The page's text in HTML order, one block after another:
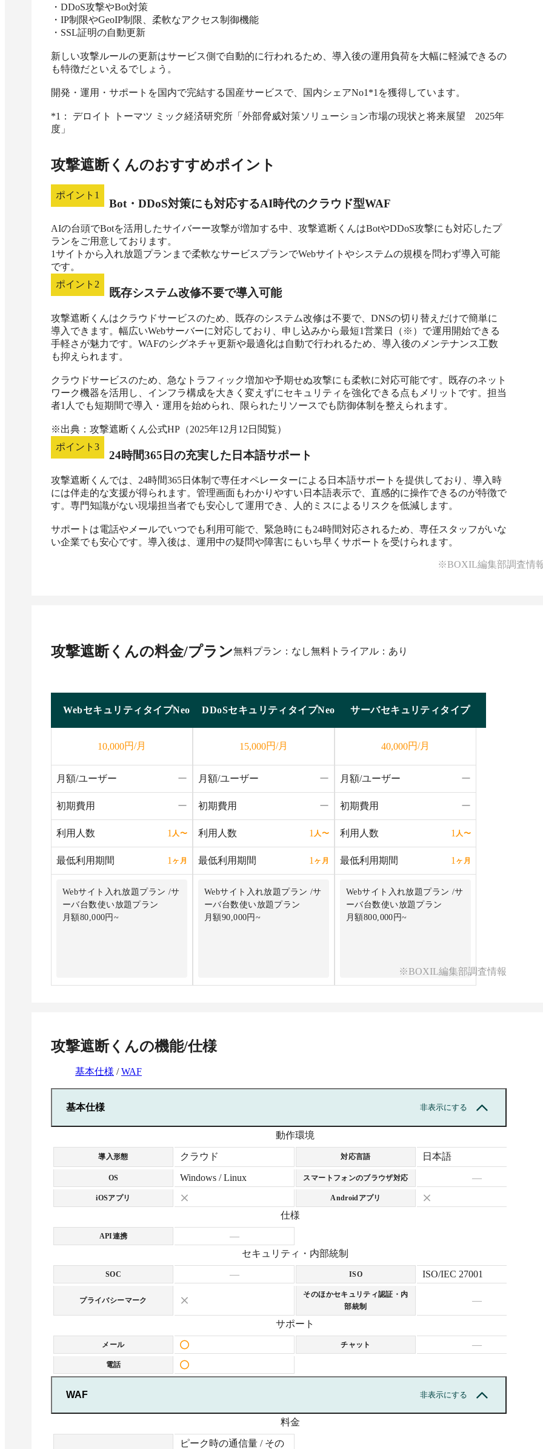
・DDoS攻撃やBot対策
・IP制限やGeoIP制限、柔軟なアクセス制御機能
・SSL証明の自動更新
新しい攻撃ルールの更新はサービス側で自動的に行われるため、導入後の運用負荷を大幅に軽減できるの
も特徴だといえるでしょう。
開発・運用・サポートを国内で完結する国産サービスで、国内シェアNo1*1を獲得しています。
*1： デロイト トーマツ ミック経済研究所「外部脅威対策ソリューション市場の現状と将来展望　2025年
度」
攻撃遮断くんのおすすめポイント
ポイント 1
Bot・DDoS対策にも対応するAI時代のクラウド型WAF
AIの台頭でBotを活用したサイバーー攻撃が増加する中、攻撃遮断くんはBotやDDoS攻撃にも対応したプ
ランをご用意しております。
1サイトから入れ放題プランまで柔軟なサービスプランでWebサイトやシステムの規模を問わず導入可能
です。
ポイント 2
既存システム改修不要で導入可能
攻撃遮断くんはクラウドサービスのため、既存のシステム改修は不要で、DNSの切り替えだけで簡単に
導入できます。幅広いWebサーバーに対応しており、申し込みから最短1営業日（※）で運用開始できる
手軽さが魅力です。WAFのシグネチャ更新や最適化は自動で行われるため、導入後のメンテナンス工数
も抑えられます。
クラウドサービスのため、急なトラフィック増加や予期せぬ攻撃にも柔軟に対応可能です。既存のネット
ワーク機器を活用し、インフラ構成を大きく変えずにセキュリティを強化できる点もメリットです。担当
者1人でも短期間で導入・運用を始められ、限られたリソースでも防御体制を整えられます。
※出典：攻撃遮断くん公式HP（2025年12月12日閲覧）
ポイント 3
24時間365日の充実した日本語サポート
攻撃遮断くんでは、24時間365日体制で専任オペレーターによる日本語サポートを提供しており、導入時
には伴走的な支援が得られます。管理画面もわかりやすい日本語表示で、直感的に操作できるのが特徴で
す。専門知識がない現場担当者でも安心して運用でき、人的ミスによるリスクを低減します。
サポートは電話やメールでいつでも利用可能で、緊急時にも24時間対応されるため、専任スタッフがいな
い企業でも安心です。導入後は、運用中の疑問や障害にもいち早くサポートを受けられます。
※BOXIL編集部調査情
攻撃遮断くんの料金/プラン無料プラン：なし無料トライアル：あり
WebセキュリティタイプNeo
10,000円/月
月額/ユーザー ー
初期費用 ー
利用人数 1 人 〜
最低利用期間 1 ヶ月
Webサイト入れ放題プラン /サ
ーバ台数使い放題プラン
月額80,000円~
DDoSセキュリティタイプNeo
15,000円/月
月額/ユーザー ー
初期費用 ー
利用人数 1 人 〜
最低利用期間 1 ヶ月
Webサイト入れ放題プラン /サ
ーバ台数使い放題プラン
月額90,000円~
サーバセキュリティタイプ
40,000円/月
月額/ユーザー ー
初期費用 ー
利用人数 1 人 〜
最低利用期間 1 ヶ月
Webサイト入れ放題プラン /サ
ーバ台数使い放題プラン
月額800,000円~
※BOXIL編集部調査情報
攻撃遮断くんの機能/仕様
基本仕様 /WAF
基本仕様 非表示にする
動作環境
導入形態 クラウド 対応言語 日本語
OS Windows / Linux スマートフォンのブラウザ対応 —
iOSアプリ Androidアプリ
仕様
API連携
—
セキュリティ・内部統制
SOC — ISO ISO/IEC 27001
プライバシーマーク
そのほかセキュリティ認証・内
部統制
—
サポート
メール チャット —
電話
WAF 非表示にする
料金
ピーク時の通信量 / その